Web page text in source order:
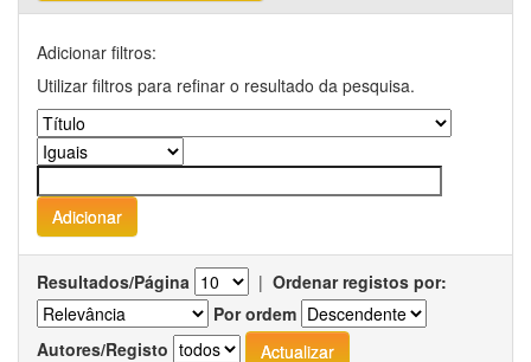
Adicionar filtros:
Utilizar filtros para refinar o resultado da pesquisa.
Resultados/Página | Ordenar registos por:
Por ordem
Autores/Registo